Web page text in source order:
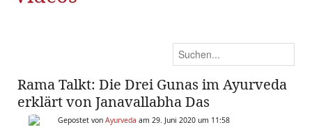
Rama Talkt: Die Drei Gunas im Ayurveda
erklärt von Janavallabha Das
Gepostet von Ayurveda am 29. Juni 2020 um 11:58